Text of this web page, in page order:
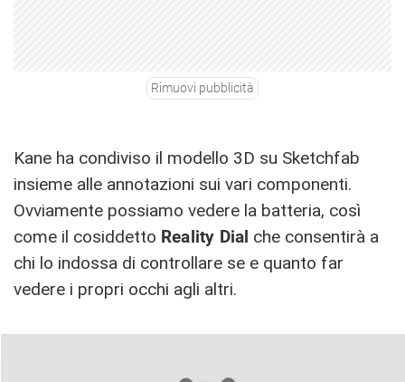
Rimuovi pubblicità
Kane ha condiviso il modello 3D su Sketchfab
insieme alle annotazioni sui vari componenti.
Ovviamente possiamo vedere la batteria, così
come il cosiddetto Reality Dial che consentirà a
chi lo indossa di controllare se e quanto far
vedere i propri occhi agli altri.